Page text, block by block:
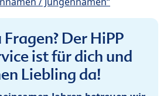
Der HiPP
ist für dich und
Liebling da!